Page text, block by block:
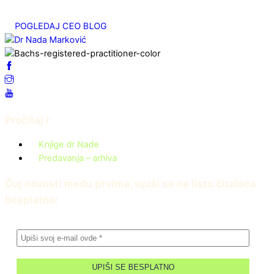
POGLEDAJ CEO BLOG
Pročitaj i:
Knjige dr Nade
Predavanja – arhiva
Čuj novosti među prvima, upiši se na listu čitalaca
besplatno: